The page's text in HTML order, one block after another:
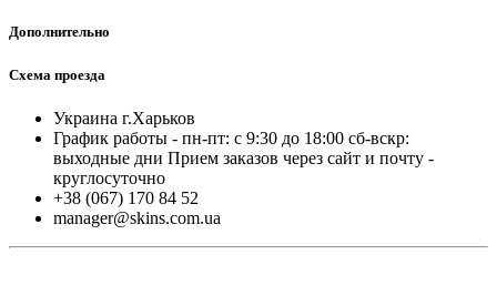
Дополнительно
Схема проезда
Украина г.Харьков
График работы - пн-пт: с 9:30 до 18:00 cб-вскр:
выходные дни Прием заказов через сайт и почту -
круглосуточно
+38 (067) 170 84 52
manager@skins.com.ua